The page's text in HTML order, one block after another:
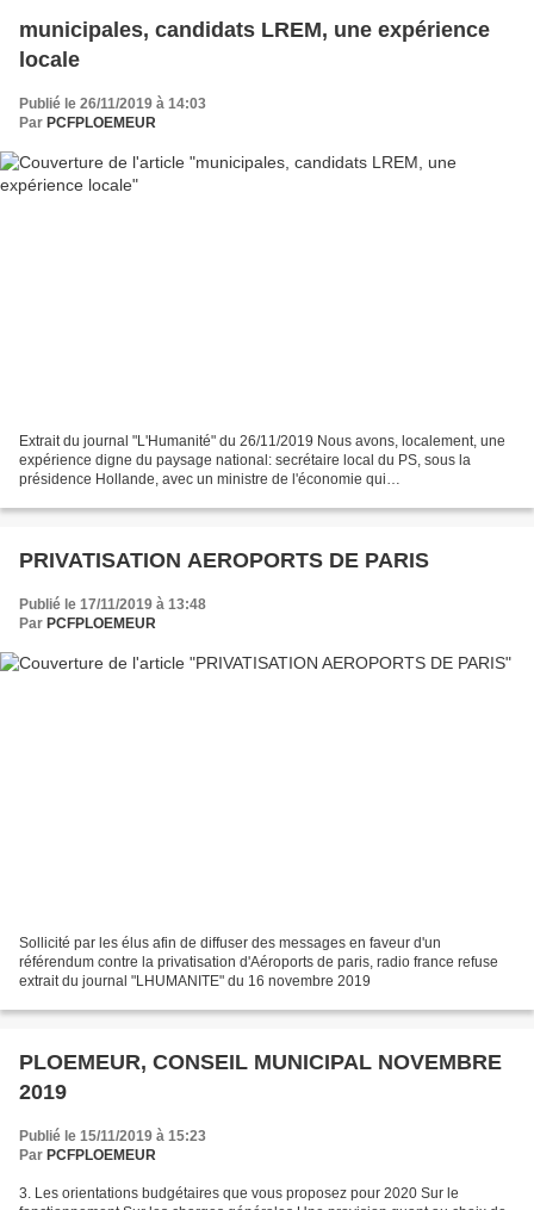
municipales, candidats LREM, une expérience
locale
Publié le 26/11/2019 à 14:03
Par PCFPLOEMEUR
Extrait du journal "L'Humanité" du 26/11/2019 Nous avons, localement, une
expérience digne du paysage national: secrétaire local du PS, sous la
présidence Hollande, avec un ministre de l'économie qui
PRIVATISATION AEROPORTS DE PARIS
Publié le 17/11/2019 à 13:48
Par PCFPLOEMEUR
Sollicité par les élus afin de diffuser des messages en faveur d'un
référendum contre la privatisation d'Aéroports de paris, radio france refuse
extrait du journal "LHUMANITE" du 16 novembre 2019
PLOEMEUR, CONSEIL MUNICIPAL NOVEMBRE
2019
Publié le 15/11/2019 à 15:23
Par PCFPLOEMEUR
3. Les orientations budgétaires que vous proposez pour 2020 Sur le